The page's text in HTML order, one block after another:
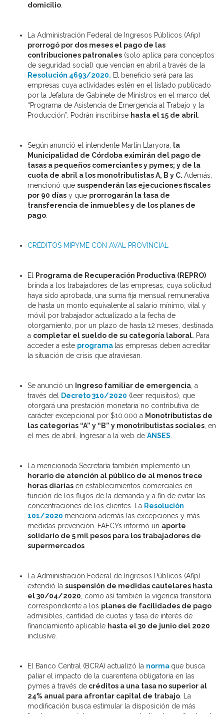
domicilio
La Administración Federal de Ingresos Públicos (Afip)
prorrogó por dos meses el pago de las
contribuciones patronales (solo aplica para conceptos
de seguridad social) que vencían en abril a través de la
Resolución 4693/2020. El beneficio será para las
empresas cuya actividades estén en el listado publicado
por la Jefatura de Gabinete de Ministros en el marco del
“Programa de Asistencia de Emergencia al Trabajo y la
Producción”. Podrán inscribirse hasta el 15 de abril
Según anunció el intendente Martín Llaryora,
la
Municipalidad de Córdoba eximirán del pago de
tasas a pequeños comerciantes y pymes; y de la
cuota de abril a los monotributistas A, B y C. Además,
mencionó que suspenderán las ejecuciones fiscales
por 90 días y que prorrogarán la tasa de
transferencia de inmuebles y de los planes de
pago
CRÉDITOS MIPYME CON AVAL PROVINCIAL
El
Programa de Recuperación Productiva (REPRO)
brinda a los trabajadores de las empresas, cuya solicitud
haya sido aprobada, una suma fija mensual remunerativa
de hasta un monto equivalente al salario mínimo, vital y
móvil por trabajador actualizado a la fecha de
otorgamiento, por un plazo de hasta 12 meses, destinada
a completar el sueldo de su categoría laboral. Para
acceder a este programa las empresas deben acreditar
la situación de crisis que atraviesan.
Se anunció un Ingreso familiar de emergencia , a
través del
Decreto 310/2020 (leer requisitos), que
otorgará una prestación monetaria no contributiva de
carácter excepcional por $10.000 a Monotributistas de
las categorías “A” y “B” y monotributistas sociales , en
el mes de abril. Ingresar a la web de ANSES
La mencionada Secretaría también implementó un
horario de atención al público de al menos trece
horas diarias en establecimientos comerciales en
función de los flujos de la demanda y a fin de evitar las
concentraciones de los clientes. La Resolución
101/2020 menciona además las excepciones y más
medidas prevención. FAECYs informó un aporte
solidario de 5 mil pesos para los trabajadores de
supermercados
La Administración Federal de Ingresos Públicos (Afip)
extendió la suspensión de medidas cautelares hasta
el 30/04/2020 , como así también la vigencia transitoria
correspondiente a los planes de facilidades de pago
admisibles, cantidad de cuotas y tasa de interés de
financiamiento aplicable hasta el 30 de junio del 2020
inclusive.
El Banco Central (BCRA) actualizó la norma que busca
paliar el impacto de la cuarentena obligatoria en las
pymes a través de créditos a una tasa no superior al
24% anual para afrontar capital de trabajo . La
modificación busca estimular la disposición de más